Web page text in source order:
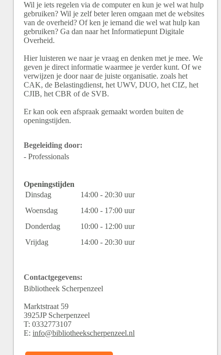
Wil je iets regelen via de computer en kun je wel wat hulp
gebruiken? Wil je zelf beter leren omgaan met de websites
van de overheid? Of ken je iemand die wel wat hulp kan
gebruiken? Ga dan naar het Informatiepunt Digitale
Overheid.
Hier luisteren we naar je vraag en denken met je mee. We
geven je direct informatie waarmee je verder kunt. Of we
verwijzen je door naar de juiste organisatie. zoals het
CAK, de Belastingdienst, het UWV, DUO, het CIZ, het
CJIB, het CBR of de SVB.
Er kan ook een afspraak gemaakt worden buiten de
openingstijden.
Begeleiding door:
- Professionals
Openingstijden
Dinsdag
14:00 - 20:30 uur
Woensdag
14:00 - 17:00 uur
Donderdag
10:00 - 12:00 uur
Vrijdag
14:00 - 20:30 uur
Contactgegevens:
Bibliotheek Scherpenzeel
Marktstraat 59
3925JP Scherpenzeel
T: 0332773107
E: info@bibliotheekscherpenzeel.nl